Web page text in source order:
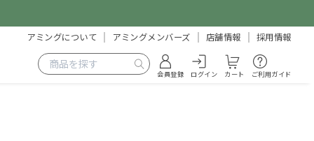
アミングについて アミングメンバーズ 店舗情報 採用情報
会員登録 ログイン カート ご利用ガイド